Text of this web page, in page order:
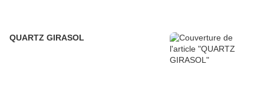
QUARTZ GIRASOL